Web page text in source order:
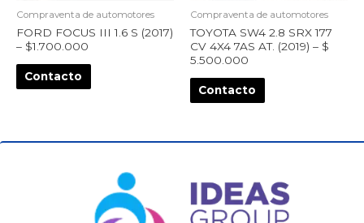
Compraventa de automotores
FORD FOCUS III 1.6 S (2017)
– $1.700.000
Contacto
Compraventa de automotores
TOYOTA SW4 2.8 SRX 177
CV 4X4 7AS AT. (2019) – $
5.500.000
Contacto